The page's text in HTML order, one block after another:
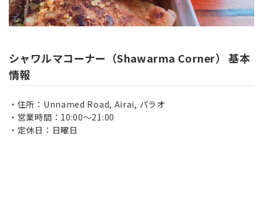
シャワルマコーナー（Shawarma Corner） 基本
情報
住所：Unnamed Road, Airai, パラオ
営業時間：10:00～21:00
定休日：日曜日